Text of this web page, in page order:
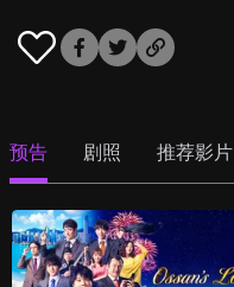
预告 剧照 推荐影片